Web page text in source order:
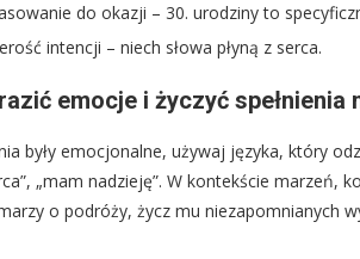
do okazji – 30. urodziny to
intencji – niech słowa płyną z serca.
emocje i życzyć spełnienia
były emocjonalne, używaj języka, który
„mam nadzieję”. W kontekście marzeń,
o podróży, życz mu niezapomnianych